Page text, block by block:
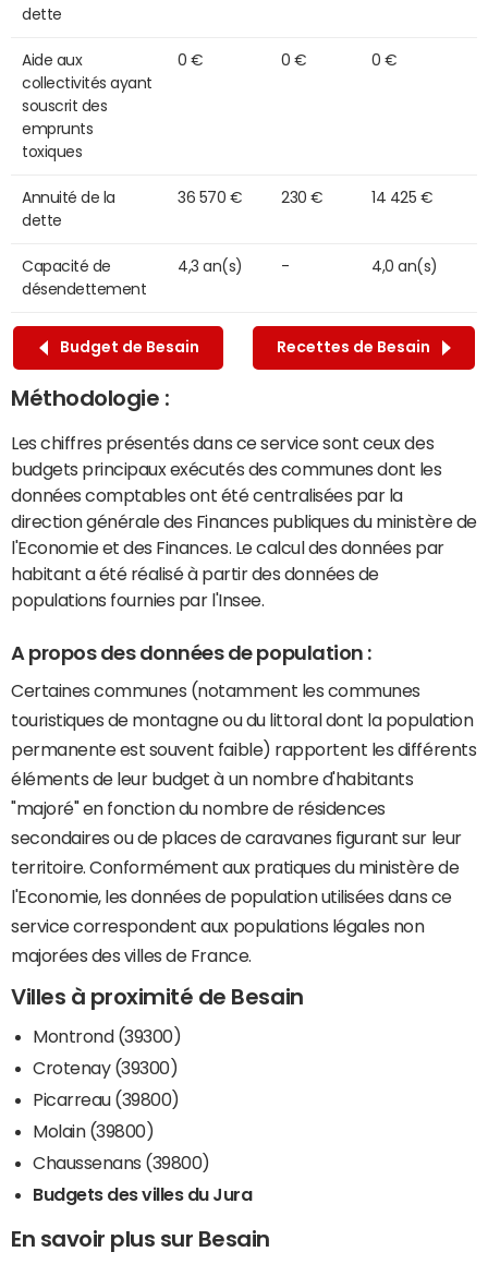
dette
Aide aux
collectivités ayant
souscrit des
emprunts
toxiques
0 € 0 € 0 €
Annuité de la
dette
36 570 € 230 € 14 425 €
Capacité de
désendettement
4,3 an(s) - 4,0 an(s)
Budget de Besain Recettes de Besain
Méthodologie :
Les chiffres présentés dans ce service sont ceux des
budgets principaux exécutés des communes dont les
données comptables ont été centralisées par la
direction générale des Finances publiques du ministère de
l'Economie et des Finances. Le calcul des données par
habitant a été réalisé à partir des données de
populations fournies par l'Insee.
A propos des données de population :
Certaines communes (notamment les communes
touristiques de montagne ou du littoral dont la population
permanente est souvent faible) rapportent les différents
éléments de leur budget à un nombre d'habitants
"majoré" en fonction du nombre de résidences
secondaires ou de places de caravanes figurant sur leur
territoire. Conformément aux pratiques du ministère de
l'Economie, les données de population utilisées dans ce
service correspondent aux populations légales non
majorées des villes de France.
Villes à proximité de Besain
Montrond (39300)
Crotenay (39300)
Picarreau (39800)
Molain (39800)
Chaussenans (39800)
Budgets des villes du Jura
En savoir plus sur Besain